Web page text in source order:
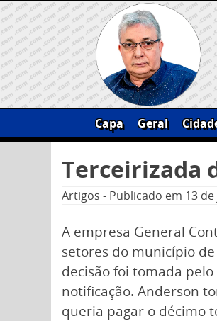
Skip
to
content
Capa Geral
por:
Terceirizada
Artigos - Publicado em 13
A empresa General
setores do município
decisão foi tomada
notificação. Anderson
queria pagar o décimo